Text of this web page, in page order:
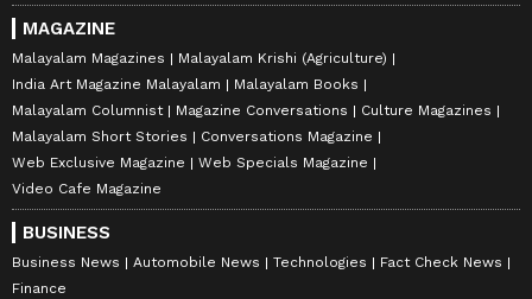
MAGAZINE
Malayalam Magazines
Malayalam Krishi (Agriculture)
India Art Magazine Malayalam
Malayalam Books
Malayalam Columnist
Magazine Conversations
Culture Magazines
Malayalam Short Stories
Conversations Magazine
Web Exclusive Magazine
Web Specials Magazine
Video Cafe Magazine
BUSINESS
Business News Automobile News Technologies
Fact Check News
Finance